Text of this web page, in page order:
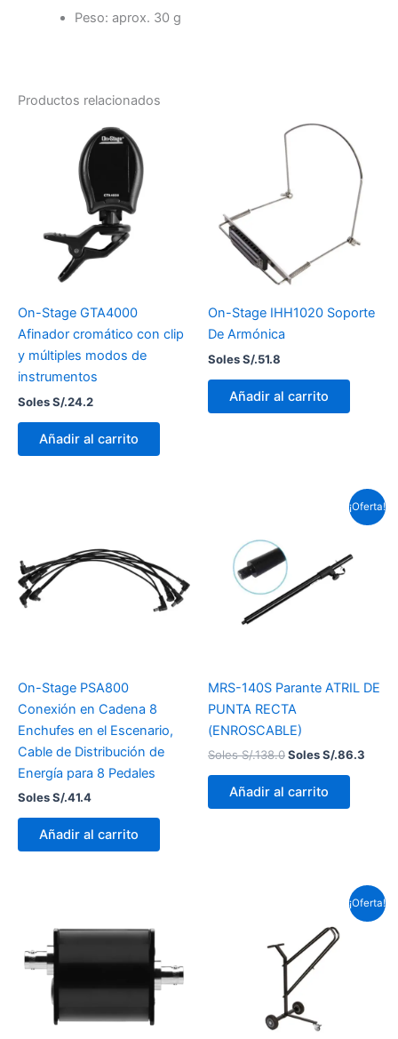
Peso: aprox. 30 g
Productos relacionados
On-Stage GTA4000
Afinador cromático con clip
y múltiples modos de
instrumentos
Soles S/.24.2
Añadir al carrito
On-Stage IHH1020 Soporte
De Armónica
Soles S/.51.8
Añadir al carrito
On-Stage PSA800
Conexión en Cadena 8
Enchufes en el Escenario,
Cable de Distribución de
Energía para 8 Pedales
Soles S/.41.4
Añadir al carrito
¡Oferta!
MRS-140S Parante ATRIL DE
PUNTA RECTA
(ENROSCABLE)
Soles S/.138.0
Soles
S/.138.0.
Soles S/.86.3
El
Añadir al carrito
¡Oferta!
original
era:
Soles
S/.327.8.
El